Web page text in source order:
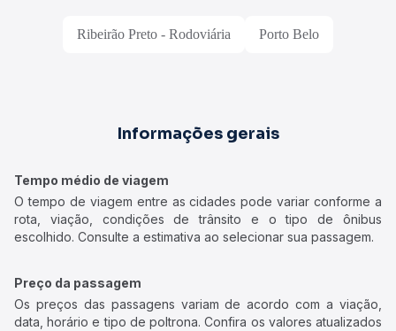
Ribeirão Preto - Rodoviária Porto Belo
Informações gerais
Tempo médio de viagem
O tempo de viagem entre as cidades pode variar conforme a
rota, viação, condições de trânsito e o tipo de ônibus
escolhido. Consulte a estimativa ao selecionar sua passagem.
Preço da passagem
Os preços das passagens variam de acordo com a viação,
data, horário e tipo de poltrona. Confira os valores atualizados